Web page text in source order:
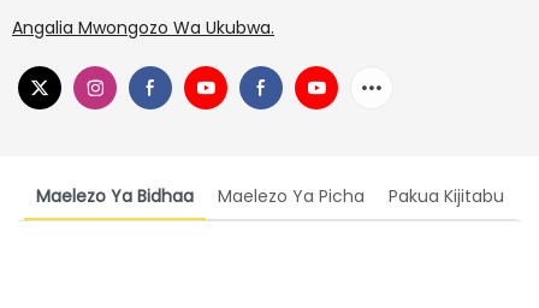
Angalia Mwongozo Wa Ukubwa.
Maelezo Ya Bidhaa Maelezo Ya Picha Pakua Kijitabu